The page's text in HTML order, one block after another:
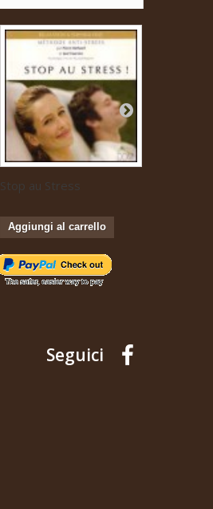
Stop au Stress
Aggiungi al carrello
Seguici